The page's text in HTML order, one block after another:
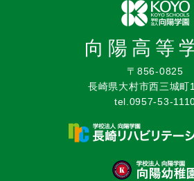
向陽高等
〒856-0825
長崎県大村市西三城町
tel.0957-53-